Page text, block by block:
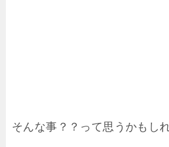
そんな事？？って思うかもし